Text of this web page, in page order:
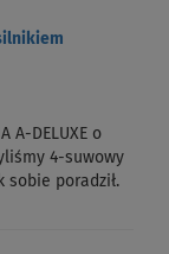
A-DELUXE o
4-suwowy
sobie poradził.